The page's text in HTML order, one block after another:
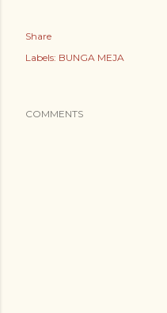
Share
Labels: BUNGA MEJA
COMMENTS